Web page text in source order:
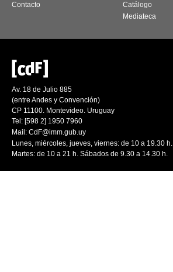
Contacto
Catálogo
Mediateca
Av. 18 de Julio 885
(entre Andes y Convención)
CP 11100. Montevideo. Uruguay
Tel: [598 2] 1950 7960
Mail: CdF@imm.gub.uy
Lunes, miércoles, jueves, viernes: de 10 a 19.30 h.
Martes: de 10 a 21 h. Sábados de 9.30 a 14.30 h.